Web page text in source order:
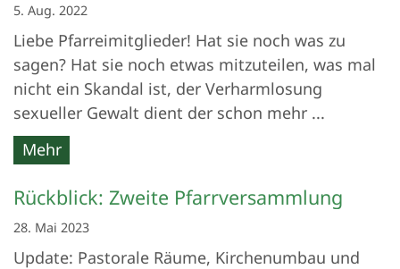
5. Aug. 2022
Liebe Pfarreimitglieder! Hat sie noch was zu
sagen? Hat sie noch etwas mitzuteilen, was mal
nicht ein Skandal ist, der Verharmlosung
sexueller Gewalt dient der schon mehr ...
Mehr
Rückblick: Zweite Pfarrversammlung
28. Mai 2023
Update: Pastorale Räume, Kirchenumbau und